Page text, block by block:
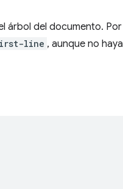
árbol del documento. Por
line , aunque no haya